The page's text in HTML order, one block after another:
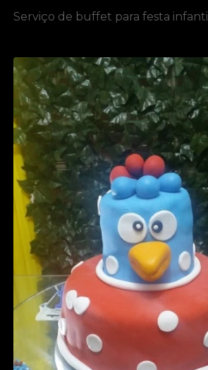
Serviço de buffet para festa infantil